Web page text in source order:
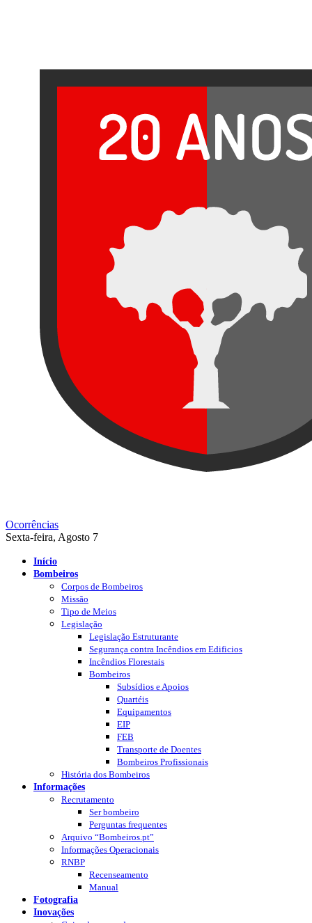
Ocorrências
Sexta-feira, Agosto 7
Início
Bombeiros
Corpos de Bombeiros
Missão
Tipo de Meios
Legislação
Legislação Estruturante
Segurança contra Incêndios em Edificios
Incêndios Florestais
Bombeiros
Subsídios e Apoios
Quartéis
Equipamentos
EIP
FEB
Transporte de Doentes
Bombeiros Profissionais
História dos Bombeiros
Informações
Recrutamento
Ser bombeiro
Perguntas frequentes
Arquivo “Bombeiros.pt”
Informações Operacionais
RNBP
Recenseamento
Manual
Fotografia
Inovações